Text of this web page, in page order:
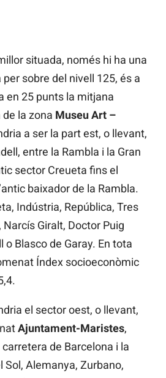
situada, només hi ha una
sobre del nivell 125, és a
en 25 punts la mitjana
la zona Museu Art –
a ser la part est, o llevant,
entre la Rambla i la Gran
sector Creueta fins el
baixador de la Rambla.
Indústria, República, Tres
Narcís Giralt, Doctor Puig
o Blasco de Garay. En tota
Índex socioeconòmic
el sector oest, o llevant,
Ajuntament-Maristes,
de Barcelona i la
Sol, Alemanya, Zurbano,